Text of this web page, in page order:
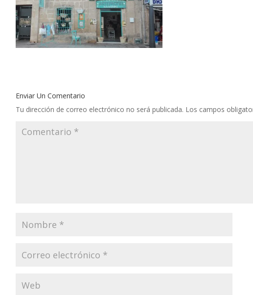
Enviar Un Comentario
Tu dirección de correo electrónico no será publicada. Los campos